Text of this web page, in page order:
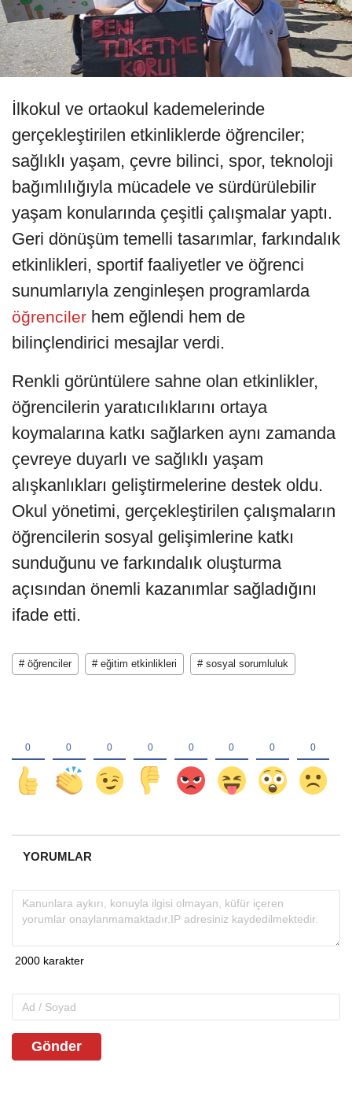
İlkokul ve ortaokul kademelerinde
gerçekleştirilen etkinliklerde öğrenciler;
sağlıklı yaşam, çevre bilinci, spor, teknoloji
bağımlılığıyla mücadele ve sürdürülebilir
yaşam konularında çeşitli çalışmalar yaptı.
Geri dönüşüm temelli tasarımlar, farkındalık
etkinlikleri, sportif faaliyetler ve öğrenci
sunumlarıyla zenginleşen programlarda
öğrenciler hem eğlendi hem de
bilinçlendirici mesajlar verdi.
Renkli görüntülere sahne olan etkinlikler,
öğrencilerin yaratıcılıklarını ortaya
koymalarına katkı sağlarken aynı zamanda
çevreye duyarlı ve sağlıklı yaşam
alışkanlıkları geliştirmelerine destek oldu.
Okul yönetimi, gerçekleştirilen çalışmaların
öğrencilerin sosyal gelişimlerine katkı
sunduğunu ve farkındalık oluşturma
açısından önemli kazanımlar sağladığını
ifade etti.
# öğrenciler # eğitim etkinlikleri # sosyal sorumluluk
YORUMLAR
Gönder